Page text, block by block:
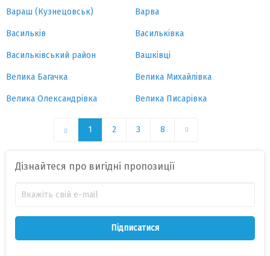
Вараш (Кузнецовськ) Варва
Васильків Васильківка
Васильківський район Вашківці
Велика Багачка Велика Михайлівка
Велика Олександрівка Велика Писарівка
1 2 3 8
Дізнайтеся про вигідні пропозиції
Підписатися